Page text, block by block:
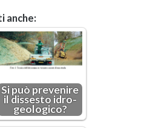
anche:
Si può pre­ve­ni­re
il dis­se­sto idro­
geo­lo­gi­co?